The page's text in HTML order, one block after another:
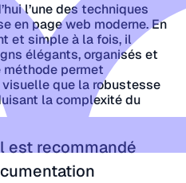
l’une des techniques
en page web moderne. En
et simple à la fois, il
élégants, organisés et
permet
que la robustesse
la complexité du
est recommandé